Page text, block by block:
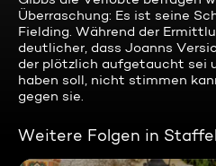
Überraschung: Es ist seine
Fielding. Während der
deutlicher, dass Joanns
der plötzlich aufgetaucht sei
haben soll, nicht stimmen
gegen sie.
Weitere Folgen in